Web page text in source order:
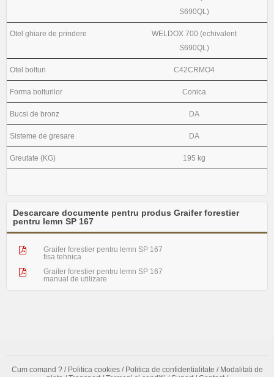
S690QL)
Otel ghiare de prindere
WELDOX 700 (echivalent
S690QL)
Otel bolturi C42CRMO4
Forma bolturilor Conica
Bucsi de bronz DA
Sisteme de gresare DA
Greutate (KG) 195 kg
Descarcare documente pentru produs Graifer forestier
pentru lemn SP 167
Graifer forestier pentru lemn SP 167
fisa tehnica
Graifer forestier pentru lemn SP 167
manual de utilizare
Cum comand ? / Politica cookies / Politica de confidentialitate / Modalitati de